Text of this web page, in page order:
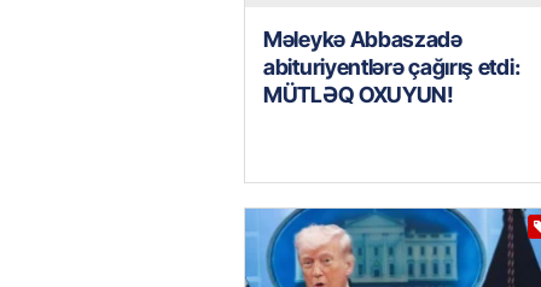
Məleykə Abbaszadə
abituriyentlərə çağırış etdi:
MÜTLƏQ OXUYUN!